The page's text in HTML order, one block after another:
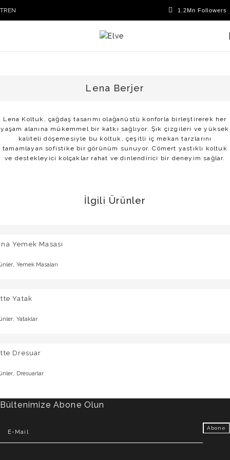
TREN
Lena Berjer
Lena Koltuk, çağdaş tasarımı olağanüstü konforla birleştirerek her
yaşam alanına mükemmel bir katkı sağlıyor. Şık çizgileri ve yüksek
kaliteli döşemesiyle bu koltuk, çeşitli iç mekan tarzlarını
tamamlayan sofistike bir görünüm sunuyor. Cömert yastıklı koltuk
ve destekleyici kolçaklar rahat ve dinlendirici bir deneyim sağlar.
İlgili Ürünler
Yemek Masası
, Yemek Masaları
Yatak
, Yataklar
Dresuar
, Dresuarlar
Bültenimize Abone Olun